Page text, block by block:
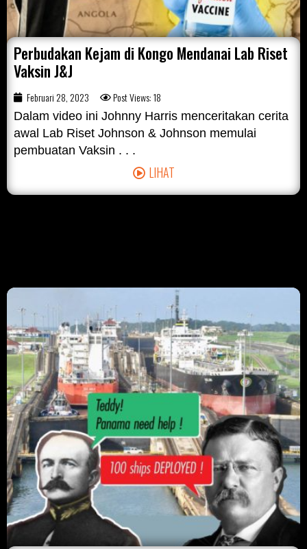
Perbudakan Kejam di Kongo Mendanai Lab Riset
Vaksin J&J
Februari 28, 2023 Post Views: 18
Dalam video ini Johnny Harris menceritakan cerita
awal Lab Riset Johnson & Johnson memulai
pembuatan Vaksin . . .
LIHAT